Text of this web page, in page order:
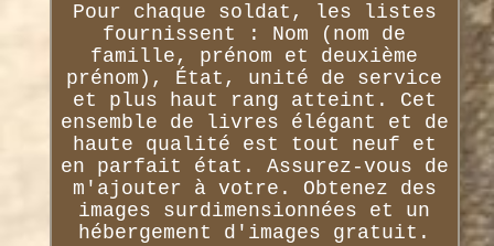
Pour chaque soldat, les listes
fournissent : Nom (nom de
famille, prénom et deuxième
prénom), État, unité de service
et plus haut rang atteint. Cet
ensemble de livres élégant et de
haute qualité est tout neuf et
en parfait état. Assurez-vous de
m'ajouter à votre. Obtenez des
images surdimensionnées et un
hébergement d'images gratuit.